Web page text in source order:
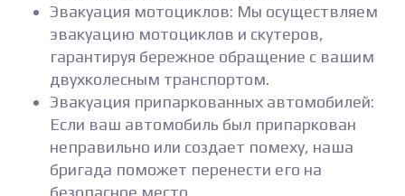
Эвакуация мотоциклов: Мы осуществляем
эвакуацию мотоциклов и скутеров,
гарантируя бережное обращение с вашим
двухколесным транспортом.
Эвакуация припаркованных автомобилей:
Если ваш автомобиль был припаркован
неправильно или создает помеху, наша
бригада поможет перенести его на
безопасное место.